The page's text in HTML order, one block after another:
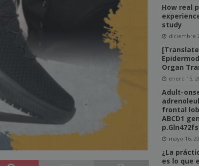
How real
study
diciembre
Organ
enero 15,
Adult-
frontal
ABCD1
mayo 16,
¿La
es lo que